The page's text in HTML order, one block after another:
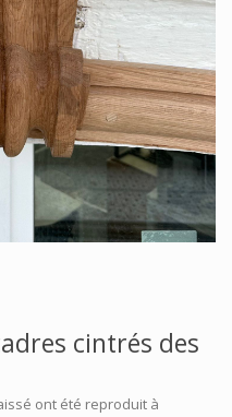
cintrés des
ont été reproduit à